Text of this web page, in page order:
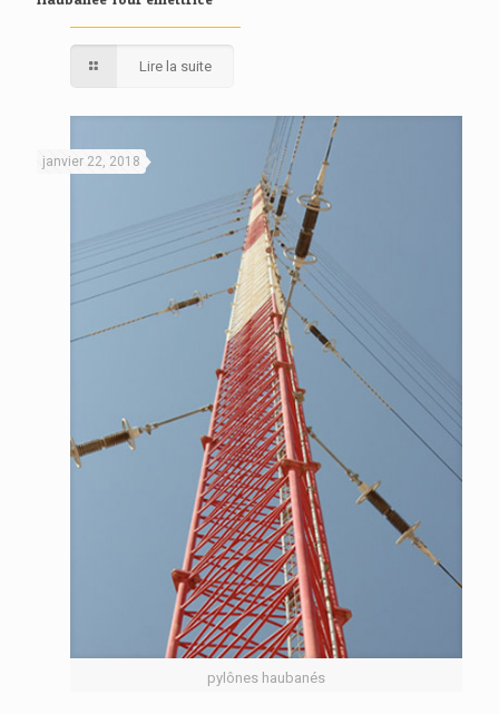
Lire la suite
pylônes haubanés
janvier 22, 2018